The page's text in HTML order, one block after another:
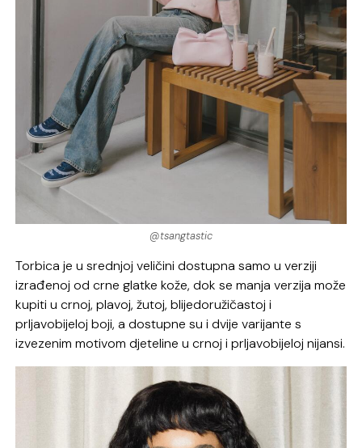
@tsangtastic
Torbica je u srednjoj veličini dostupna samo u verziji
izrađenoj od crne glatke kože, dok se manja verzija može
kupiti u crnoj, plavoj, žutoj, blijedoružičastoj i
prljavobijeloj boji, a dostupne su i dvije varijante s
izvezenim motivom djeteline u crnoj i prljavobijeloj nijansi.